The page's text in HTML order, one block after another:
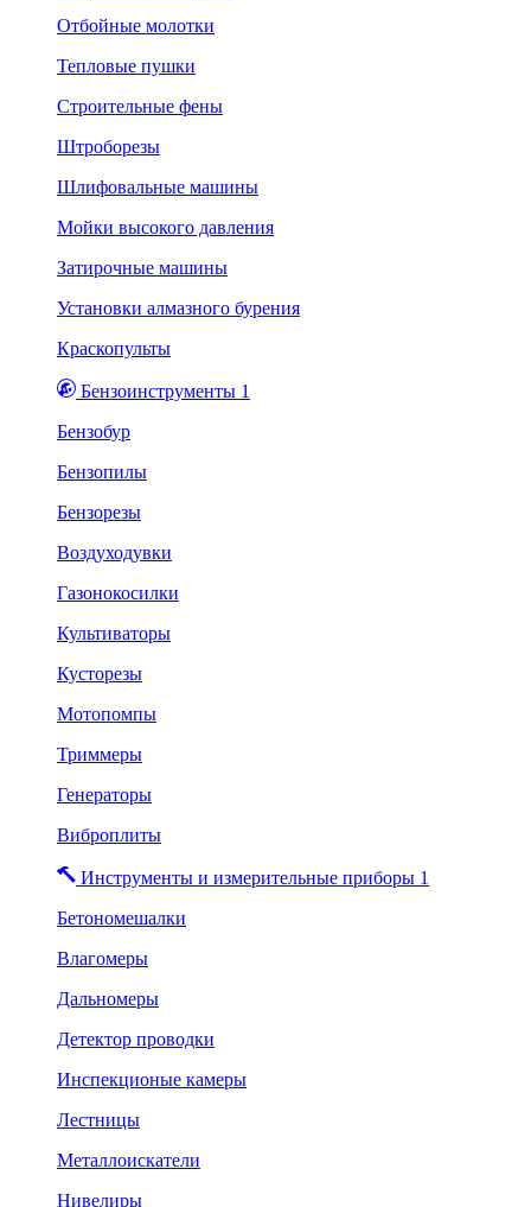
Отбойные молотки
Тепловые пушки
Строительные фены
Штроборезы
Шлифовальные машины
Мойки высокого давления
Затирочные машины
Установки алмазного бурения
Краскопульты
Бензоинструменты 1
Бензобур
Бензопилы
Бензорезы
Воздуходувки
Газонокосилки
Культиваторы
Кусторезы
Мотопомпы
Триммеры
Генераторы
Виброплиты
Инструменты и измерительные приборы 1
Бетономешалки
Влагомеры
Дальномеры
Детектор проводки
Инспекционые камеры
Лестницы
Металлоискатели
Нивелиры